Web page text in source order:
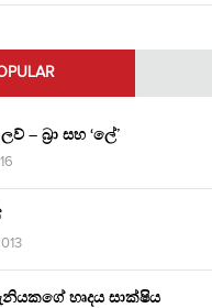
– බ්‍රා සහ ‘ලේ’
හෘදය සාක්ෂිය